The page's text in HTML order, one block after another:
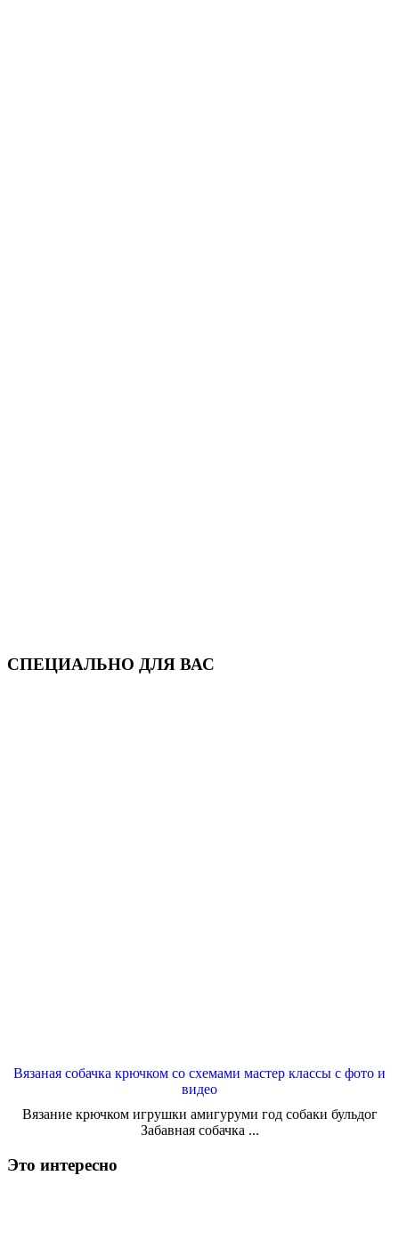
СПЕЦИАЛЬНО ДЛЯ ВАС
Вязаная собачка крючком со схемами мастер классы с фото и
видео
Вязание крючком игрушки амигуруми год собаки бульдог
Забавная собачка ...
Это интересно